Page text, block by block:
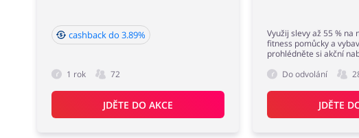
cashback do 3.89%
1 rok 72
JDĚTE DO AKCE
Využij slevy až 55 % na
fitness pomůcky a
prohlédněte si akční
Do odvolání
JDĚTE